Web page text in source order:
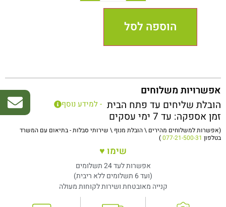
הוספה לסל
אפשרויות משלוחים
הובלת שליחים עד פתח הבית - למידע נוסף
זמן אספקה: עד 7 ימי עסקים
(אפשרות למשלוחים מהירים \ הובלת מנוף \ שירותי סבלות - בתיאום עם המשרד
בטלפון 077-21-500-31
)
שימו ♥
אפשרות לעד 24 תשלומים
(ועד 6 תשלומים ללא ריבית)
קנייה מאובטחת ושירות לקוחות מעולה